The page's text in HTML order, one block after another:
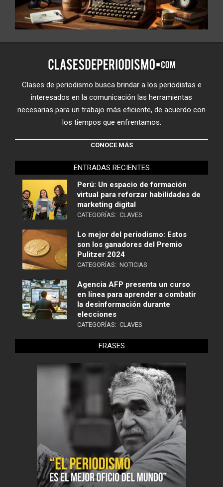
Clases de periodismo busca brindar a los periodistas e
interesados en la comunicación las herramientas
necesarias para un trabajo más eficiente, de acuerdo con
los tiempos que enfrentamos.
CONOCE MÁS
ENTRADAS RECIENTES
Perú: Un espacio de formación
virtual para reforzar habilidades de
marketing digital
CATEGORÍAS: CLAVES
Lo mejor del periodismo: Estos
son los ganadores del Premio
Pulitzer 2024
CATEGORÍAS: NOTICIAS
Agencia AFP presenta un curso
en línea para aprender a combatir
la desinformación durante
elecciones
CATEGORÍAS: CLAVES
FRASES